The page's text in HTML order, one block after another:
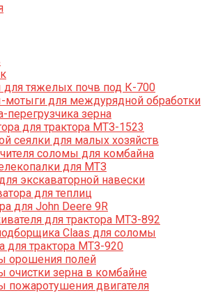
тяжелых почв под К-700
для междурядной обработки
перегрузчика зерна
для трактора МТЗ-1523
сеялки для малых хозяйств
соломы для комбайна
для МТЗ
экскаваторной навески
для теплиц
для John Deere 9R
для трактора МТЗ-892
Claas для соломы
для трактора МТЗ-920
орошения полей
очистки зерна в комбайне
пожаротушения двигателя